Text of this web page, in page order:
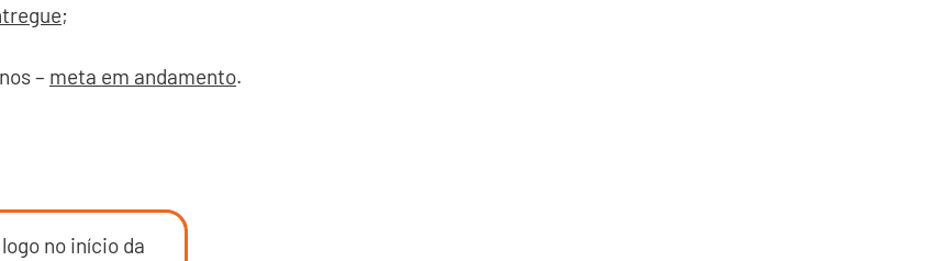
;
– meta em andamento.
no início da